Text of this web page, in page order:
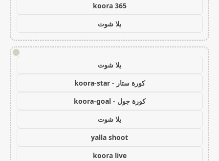
koora 365
يلا شوت
!
يلا شوت
كورة ستار - koora-star
كورة جول - koora-goal
يلا شوت
yalla shoot
koora live